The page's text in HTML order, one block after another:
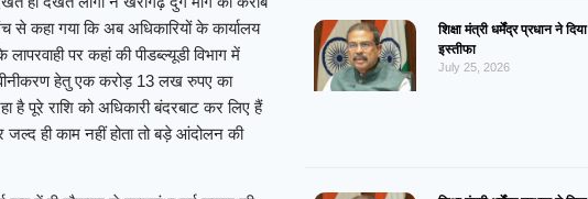
से कहा गया कि अब अधिकारियों के कार्यालय
पर कहां की पीडब्ल्यूडी विभाग में
हेतु एक करोड़ 13 लख रुपए का
पूरे राशि को अधिकारी बंदरबाट कर लिए हैं
ही काम नहीं होता तो बड़े आंदोलन की
शिक्षा मंत्री धर्मेंद्र प्रधान ने दिया
इस्तीफा
July 25, 2026